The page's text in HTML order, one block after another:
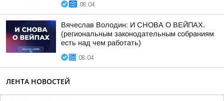
08:04
Вячеслав Володин: И СНОВА О ВЕЙПАХ.
(региональным законодательным собраниям
есть над чем работать)
08:04
ЛЕНТА НОВОСТЕЙ